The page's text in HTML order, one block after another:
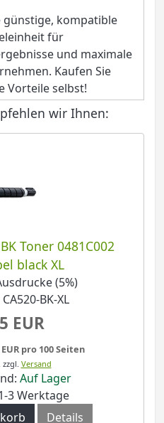
günstige, kompatible
für
und maximale
Kaufen Sie
Vorteile selbst!
wir Ihnen:
Toner 0481C002
black XL
(5%)
BK-XL
EUR
pro 100 Seiten
zzgl. Versand
Auf Lager
3 Werktage
Details